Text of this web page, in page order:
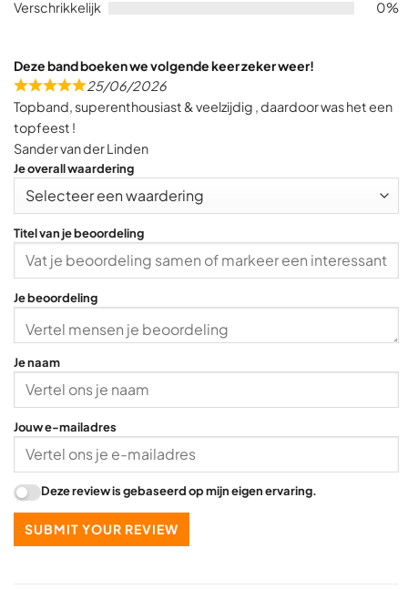
Verschrikkelijk 0%
Deze band boeken we volgende keer zeker weer!
R
a
t
e
d
5
0
o
u
t
o
f
5
25/06/2026
Topband, superenthousiast & veelzijdig , daardoor was het een
topfeest !
Sander van der Linden
Je overall waardering
Titel van je beoordeling
Je beoordeling
Je naam
Jouw e-mailadres
Deze review is gebaseerd op mijn eigen ervaring.
SUBMIT YOUR REVIEW